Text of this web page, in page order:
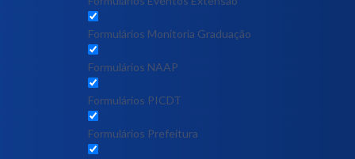
Formulários Monitoria Graduação
Formulários NAAP
Formulários PICDT
Formulários Prefeitura